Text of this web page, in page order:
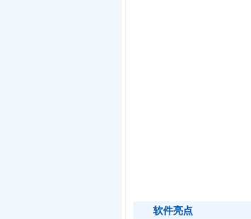
软件亮点